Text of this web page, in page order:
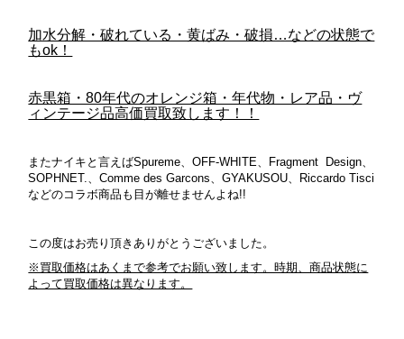
加水分解・破れている・黄ばみ・破損…などの状態で
もok！
赤黒箱・80年代のオレンジ箱・年代物・レア品・ヴ
ィンテージ品高価買取致します！！
またナイキと言えばSpureme、OFF-WHITE、Fragment Design、
SOPHNET.、Comme des Garcons、GYAKUSOU、Riccardo Tisci
などのコラボ商品も目が離せませんよね!!
この度はお売り頂きありがとうございました。
※買取価格はあくまで参考でお願い致します。時期、商品状態に
よって買取価格は異なります。